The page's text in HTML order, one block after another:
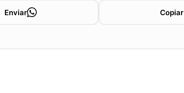
Enviar Copiar